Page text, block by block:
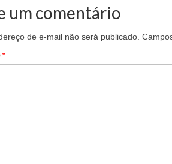
um comentário
de e-mail não será publicado.
*